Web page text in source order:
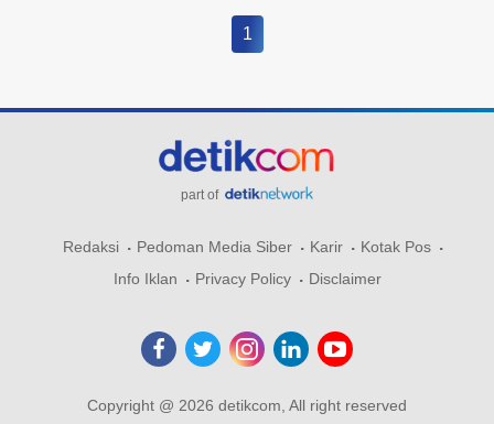
1
part of
Redaksi Pedoman Media Siber Karir
Kotak Pos
Info Iklan
Privacy Policy Disclaimer
Copyright @ 2026 detikcom, All right reserved